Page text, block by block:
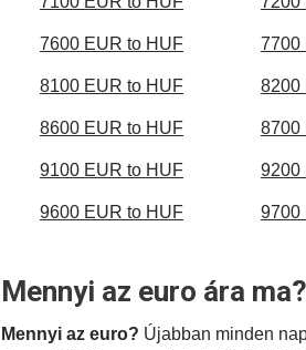
7600 EUR to HUF 7700
8100 EUR to HUF 8200
8600 EUR to HUF 8700
9100 EUR to HUF 9200
9600 EUR to HUF 9700
Mennyi az euro ára
Mennyi az euro? Újabban minden